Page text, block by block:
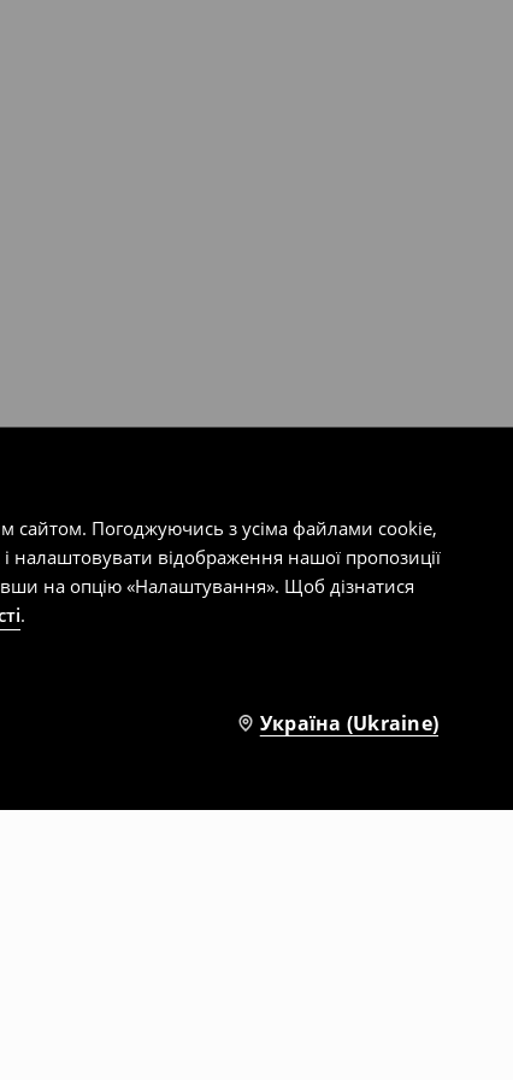
сайтом. Погоджуючись з усіма файлами cookie,
налаштовувати відображення нашої пропозиції
на опцію «Налаштування». Щоб дізнатися
.
Україна (Ukraine)